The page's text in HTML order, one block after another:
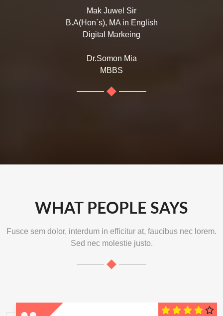
Mak Juwel Sir
B.A(Hon`s), MA in English
Digital Markeing
Dr.Somon Mia
MBBS
WHAT PEOPLE SAYS
Fusce sem dolor, interdum in efficitur at, faucibus nec lorem.
Sed nec molestie justo.